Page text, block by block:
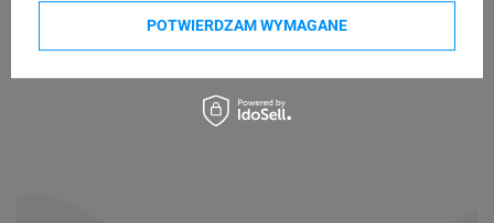
POTWIERDZAM WYMAGANE